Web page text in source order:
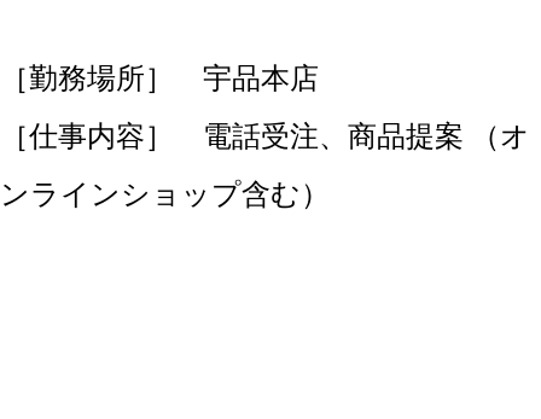
［勤務場所］ 宇品本店
［仕事内容］ 電話受注、商品提案 （オ
ンラインショップ含む）